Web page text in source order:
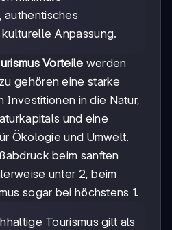
authentisches
Anpassung.
Vorteile werden
gehören eine starke
Investitionen in die Natur,
und eine
Ökologie und Umwelt.
beim sanften
unter 2, beim
sogar bei höchstens 1.
Tourismus gilt als